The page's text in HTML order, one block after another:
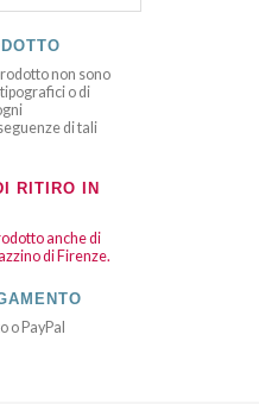
non sono
o di
di tali
RITIRO IN
anche di
di Firenze.
o PayPal